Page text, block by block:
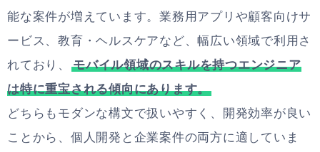
能な案件が増えています。業務用アプリや顧客向けサ
ービス、教育・ヘルスケアなど、幅広い領域で利用さ
れており、
モバイル領域のスキルを持つエンジニア
は特に重宝される傾向にあります。
どちらもモダンな構文で扱いやすく、開発効率が良い
ことから、個人開発と企業案件の両方に適していま